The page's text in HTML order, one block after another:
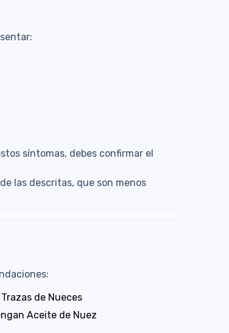
síntomas, debes confirmar el
las descritas, que son menos
de Nueces
Aceite de Nuez